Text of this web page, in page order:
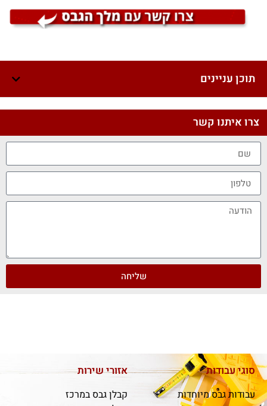
תוכן עניינים
צרו איתנו קשר
שליחה
סוגי עבודות
עבודות גבס מיוחדות
אזורי שירות
קבלן גבס במרכז